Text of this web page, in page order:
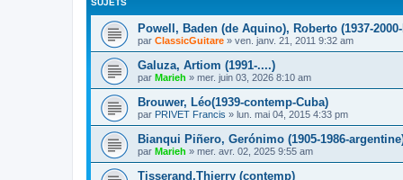
SUJETS
Powell, Baden (de Aquino), Roberto (1937-
par ClassicGuitare » ven. janv. 21, 2011 9:32 am
Galuza, Artiom (1991-....)
par Marieh » mer. juin 03, 2026 8:10 am
Brouwer, Léo(1939-contemp-Cuba)
par PRIVET Francis » lun. mai 04, 2015 4:33 pm
Bianqui Piñero, Gerónimo (1905-1986-
par Marieh » mer. avr. 02, 2025 9:55 am
Tisserand,Thierry (contemp)